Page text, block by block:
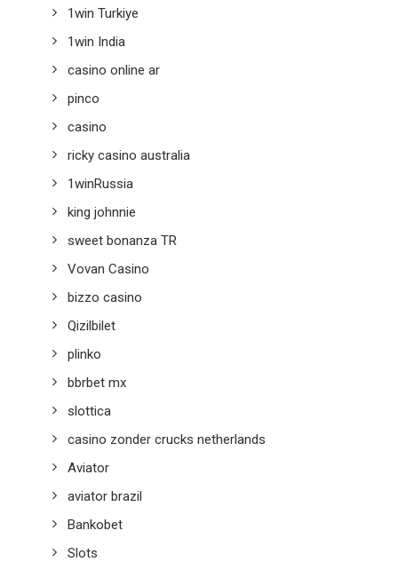
1win Turkiye
1win India
casino online ar
pinco
casino
ricky casino australia
1winRussia
king johnnie
sweet bonanza TR
Vovan Casino
bizzo casino
Qizilbilet
plinko
bbrbet mx
slottica
casino zonder crucks netherlands
Aviator
aviator brazil
Bankobet
Slots